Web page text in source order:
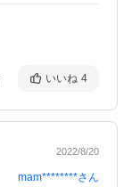
いいね 4
2022/8/20
mam********さん